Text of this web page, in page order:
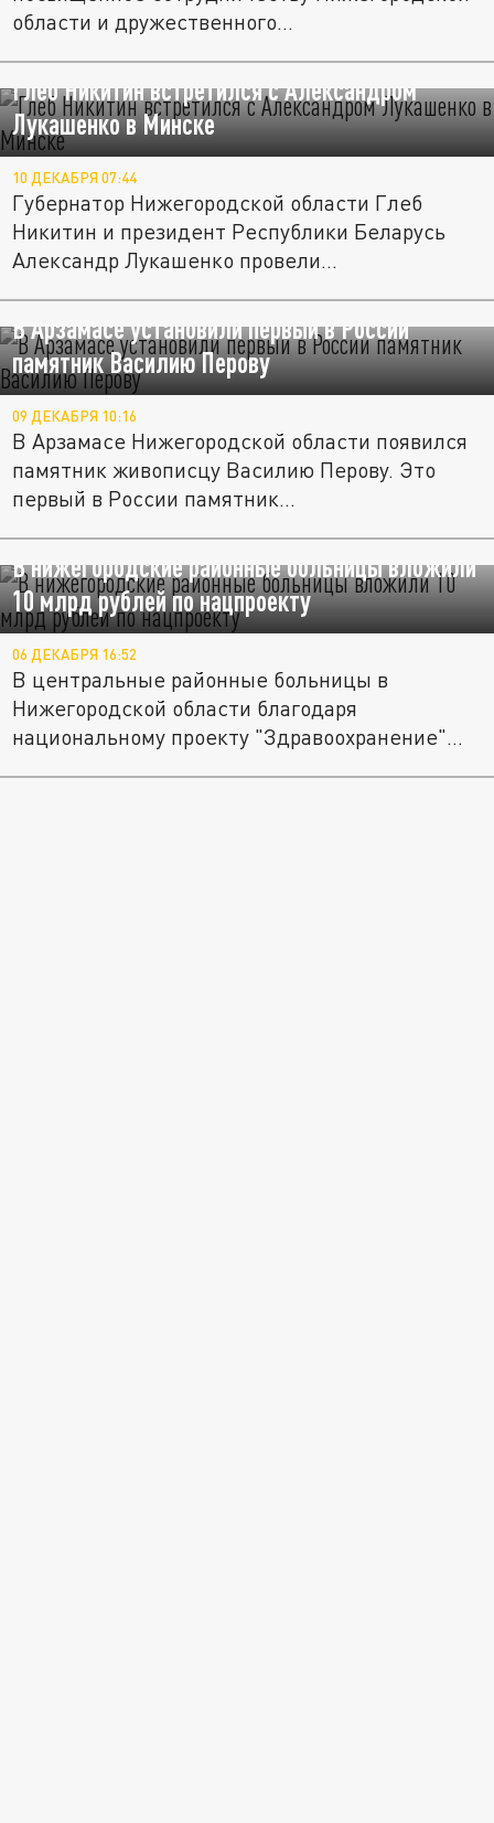
области и дружественного...
Глеб Никитин встретился с Александром
Лукашенко в Минске
10 ДЕКАБРЯ 07:44
Губернатор Нижегородской области Глеб
Никитин и президент Республики Беларусь
Александр Лукашенко провели...
В Арзамасе установили первый в России
памятник Василию Перову
09 ДЕКАБРЯ 10:16
В Арзамасе Нижегородской области появился
памятник живописцу Василию Перову. Это
первый в России памятник...
В нижегородские районные больницы вложили
10 млрд рублей по нацпроекту
06 ДЕКАБРЯ 16:52
В центральные районные больницы в
Нижегородской области благодаря
национальному проекту "Здравоохранение"